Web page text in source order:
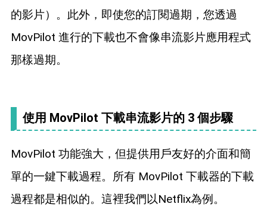
的影片）。此外，即使您的訂閱過期，您透過
MovPilot 進行的下載也不會像串流影片應用程式
那樣過期。
使用 MovPilot 下載串流影片的 3 個步驟
MovPilot 功能強大，但提供用戶友好的介面和簡
單的一鍵下載過程。所有 MovPilot 下載器的下載
過程都是相似的。這裡我們以Netflix為例。